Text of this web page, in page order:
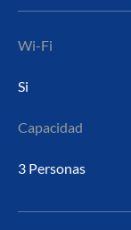
Wi-Fi
Si
Capacidad
3 Personas